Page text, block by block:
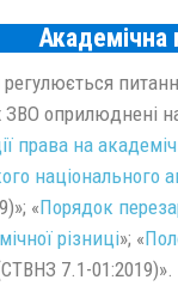
Академічна
оприлюднені на
права на
національного
«Порядок
різниці»; «
7.1-01:2019)».